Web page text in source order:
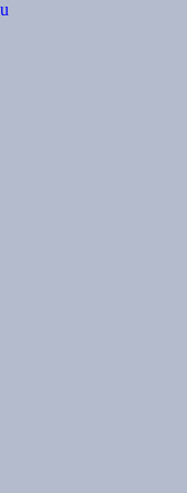
u